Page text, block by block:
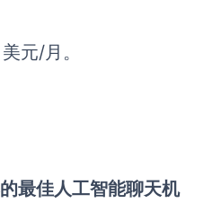
元/月。
最佳人工智能聊天机